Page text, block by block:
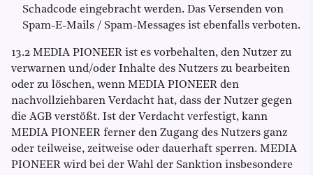
Schadcode eingebracht werden. Das Versenden von
Spam-E-Mails / Spam-Messages ist ebenfalls verboten.
13.2 MEDIA PIONEER ist es vorbehalten, den Nutzer zu
verwarnen und/oder Inhalte des Nutzers zu bearbeiten
oder zu löschen, wenn MEDIA PIONEER den
nachvollziehbaren Verdacht hat, dass der Nutzer gegen
die AGB verstößt. Ist der Verdacht verfestigt, kann
MEDIA PIONEER ferner den Zugang des Nutzers ganz
oder teilweise, zeitweise oder dauerhaft sperren. MEDIA
PIONEER wird bei der Wahl der Sanktion insbesondere